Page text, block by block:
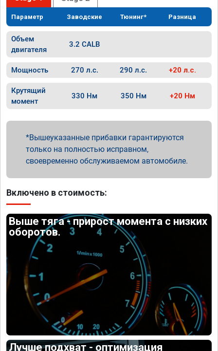
Параметр Заводские Тюнинг* Разница
Объем
двигателя
3.2 CALB
Мощность 270 л.с. 290 л.с. +20 л.с.
Крутящий
момент
330 Нм 350 Нм +20 Нм
Вышеуказанные прибавки гарантируются
только на полностью исправном,
своевременно обслуживаемом автомобиле.
Включено в стоимость:
Выше тяга - прирост момента с низких
оборотов.
Лучше подхват - оптимизация